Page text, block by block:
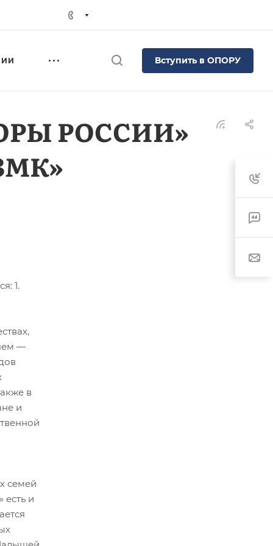
Вступить в ОПОРУ
РОССИИ»
1.
—
в
и
семей
есть и